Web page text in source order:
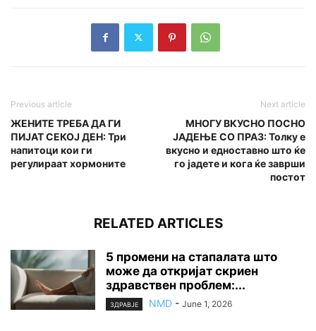
Previous article
ЖЕНИТЕ ТРЕБА ДА ГИ
ПИЈАТ СЕКОЈ ДЕН: Три
напитоци кои ги
регулираат хормоните
Next article
МНОГУ ВКУСНО ПОСНО
ЈАДЕЊЕ СО ПРАЗ: Толку е
вкусно и едноставно што ќе
го јадете и кога ќе заврши
постот
RELATED ARTICLES
5 промени на стапалата што
може да откријат скриен
здравствен проблем:...
ЗДРАВЈЕ NMD - June 1, 2026